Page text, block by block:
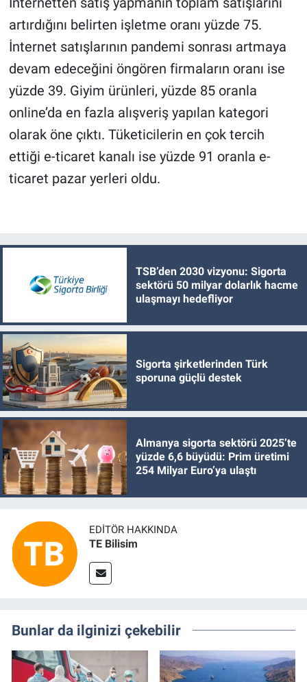
artırdığını belirten işletme oranı yüzde 75.
İnternet satışlarının pandemi sonrası artmaya
devam edeceğini öngören firmaların oranı ise
yüzde 39. Giyim ürünleri, yüzde 85 oranla
online’da en fazla alışveriş yapılan kategori
olarak öne çıktı. Tüketicilerin en çok tercih
ettiği e-ticaret kanalı ise yüzde 91 oranla e-
ticaret pazar yerleri oldu.
TSB’den 2030 vizyonu: Sigorta
sektörü 50 milyar dolarlık hacme
ulaşmayı hedefliyor
Sigorta şirketlerinden Türk
sporuna güçlü destek
Almanya sigorta sektörü 2025’te
yüzde 6,6 büyüdü: Prim üretimi
254 Milyar Euro’ya ulaştı
EDITÖR HAKKINDA
TE Bilisim
Bunlar da ilginizi çekebilir